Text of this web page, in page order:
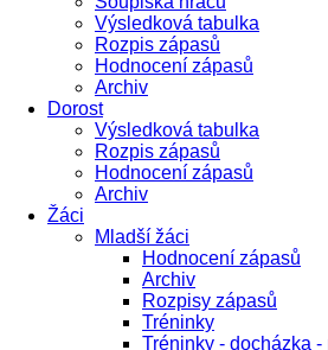
Výsledková tabulka
Rozpis zápasů
Hodnocení zápasů
Archiv
Dorost
Výsledková tabulka
Rozpis zápasů
Hodnocení zápasů
Archiv
Žáci
Mladší žáci
Hodnocení zápasů
Archiv
Rozpisy zápasů
Tréninky
Tréninky - docházka -